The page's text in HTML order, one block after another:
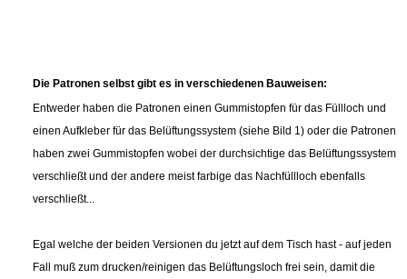
Die Patronen selbst gibt es in verschiedenen Bauweisen:
Entweder haben die Patronen einen Gummistopfen für das Füllloch und
einen Aufkleber für das Belüftungssystem (siehe Bild 1) oder die Patronen
haben zwei Gummistopfen wobei der durchsichtige das Belüftungssystem
verschließt und der andere meist farbige das Nachfüllloch ebenfalls
verschließt...
Egal welche der beiden Versionen du jetzt auf dem Tisch hast - auf jeden
Fall muß zum drucken/reinigen das Belüftungsloch frei sein, damit die